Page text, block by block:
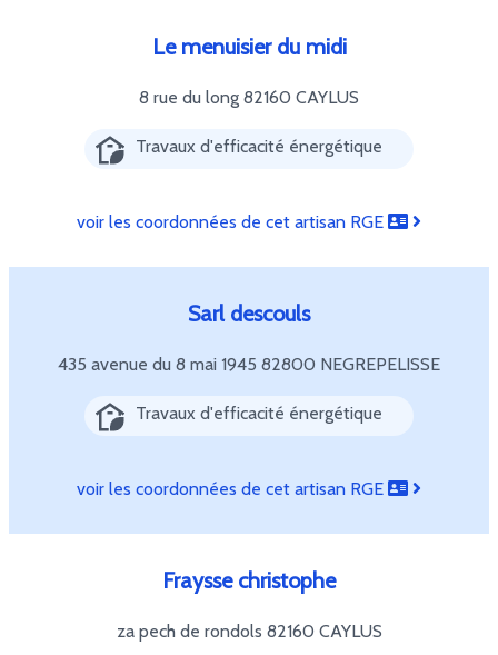
Le menuisier du midi
8 rue du long 82160 CAYLUS
Travaux d'efficacité énergétique
voir les coordonnées de cet artisan RGE
Sarl descouls
435 avenue du 8 mai 1945 82800 NEGREPELISSE
Travaux d'efficacité énergétique
voir les coordonnées de cet artisan RGE
Fraysse christophe
za pech de rondols 82160 CAYLUS